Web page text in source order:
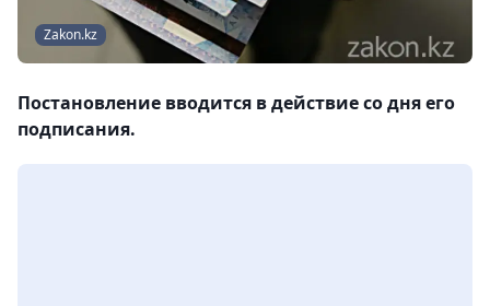
Zakon.kz
Постановление вводится в действие со дня его
подписания.